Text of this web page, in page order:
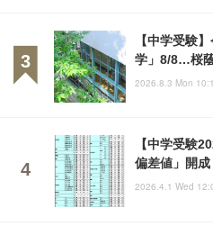
【中学受験
学」8/8…桜
2026.8.3 Mon
【中学受験
偏差値」開
2026.4.1 Wed